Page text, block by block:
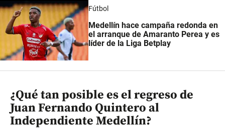
Fútbol
Medellín hace campaña redonda en
el arranque de Amaranto Perea y es
líder de la Liga Betplay
¿Qué tan posible es el regreso de
Juan Fernando Quintero al
Independiente Medellín?